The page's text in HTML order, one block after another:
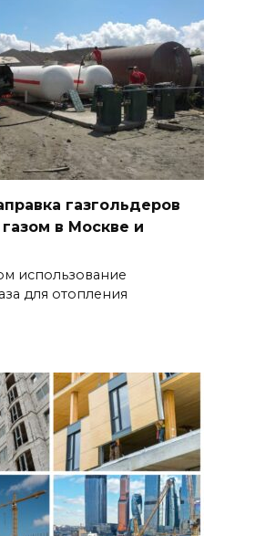
газгольдеров
в Москве и
использование
для отопления